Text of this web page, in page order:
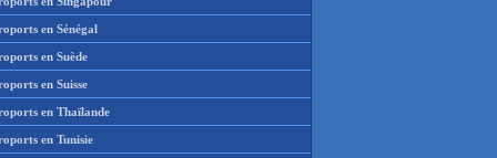
en Sénégal
en Suède
en Suisse
en Thaïlande
en Tunisie